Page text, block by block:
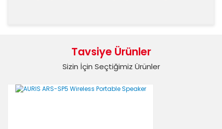
Yorum Yaz
formunu kullanarak tarafımıza iletebilirsiniz.
Görüş ve önerileriniz için teşekkür ederiz.
Ürün açıklamasında eksik bilgiler bulunuyor.
Tavsiye Ürünler
Sizin İçin Seçtiğimiz Ürünler